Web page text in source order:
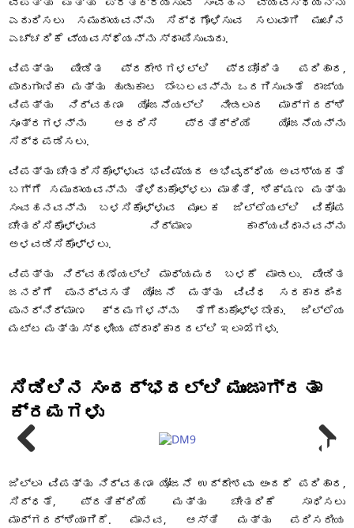
ಎದುರಿಸಲು ಸಮುದಾಯವನ್ನು ಸಿದ್ಧಗೊಳಿಸುವ ಸಲುವಾಗಿ ಮುಂಚಿನ
ಎಚ್ಚರಿಕೆ ವ್ಯವಸ್ಥೆಯನ್ನು ಸ್ಥಾಪಿಸುವುದು.
ವಿಪತ್ತು ಪೀಡಿತ ಪ್ರದೇಶಗಳಲ್ಲಿ ಪ್ರಚೋದಿತ ಪರಿಹಾರ,
ಪಾರುಗಾಣಿಕಾ ಮತ್ತು ಹುಡುಕಾಟ ಬೆಂಬಲವನ್ನು ಒದಗಿಸುವಂತೆ ರಾಜ್ಯ
ವಿಪತ್ತು ನಿರ್ವಹಣಾ ಯೋಜನೆಯಲ್ಲಿ ನೀಡಲಾದ ಮಾರ್ಗದರ್ಶಿ
ಸೂತ್ರಗಳನ್ನು ಆಧರಿಸಿ ಪ್ರತಿಕ್ರಿಯೆ ಯೋಜನೆಯನ್ನು
ಸಿದ್ಧಪಡಿಸಲು.
ವಿಪತ್ತು ಚೇತರಿಸಿಕೊಳ್ಳುವ ಭವಿಷ್ಯದ ಅಭಿವೃದ್ಧಿಯ ಅವಶ್ಯಕತೆ
ಬಗ್ಗೆ ಸಮುದಾಯವನ್ನು ತಿಳಿದುಕೊಳ್ಳಲು ಮಾಹಿತಿ, ಶಿಕ್ಷಣ ಮತ್ತು
ಸಂವಹನವನ್ನು ಬಳಸಿಕೊಳ್ಳುವ ಮೂಲಕ ಜಿಲ್ಲೆಯಲ್ಲಿ ವಿಕೋಪ
ಚೇತರಿಸಿಕೊಳ್ಳುವ ನಿರ್ಮಾಣ ಕಾರ್ಯವಿಧಾನವನ್ನು
ಅಳವಡಿಸಿಕೊಳ್ಳಲು.
ವಿಪತ್ತು ನಿರ್ವಹಣೆಯಲ್ಲಿ ಮಾಧ್ಯಮದ ಬಳಕೆ ಮಾಡಲು. ಪೀಡಿತ
ಜನರಿಗೆ ಪುನರ್ವಸತಿ ಯೋಜನೆ ಮತ್ತು ವಿವಿಧ ಸರಕಾರದಿಂದ
ಪುನರ್ನಿರ್ಮಾಣ ಕ್ರಮಗಳನ್ನು ತೆಗೆದುಕೊಳ್ಳಬೇಕು. ಜಿಲ್ಲೆಯ
ಮಟ್ಟ ಮತ್ತು ಸ್ಥಳೀಯ ಪ್ರಾಧಿಕಾರದಲ್ಲಿ ಇಲಾಖೆಗಳು.
ಸಿಡಿಲಿನ ಸಂದರ್ಭದಲ್ಲಿ ಮುಂಜಾಗ್ರತಾ
ಕ್ರಮಗಳು
ಜಿಲ್ಲಾ ವಿಪತ್ತು ನಿರ್ವಹಣಾ ಯೋಜನೆ ಉದ್ದೇಶವು ಅಂದರೆ ಪರಿಹಾರ,
ಸಿದ್ಧತೆ, ಪ್ರತಿಕ್ರಿಯೆ ಮತ್ತು ಚೇತರಿಕೆ ಸಾಧಿಸಲು
ಮಾರ್ಗದರ್ಶಿಯಾಗಿದೆ. ಮಾನವ, ಆಸ್ತಿ ಮತ್ತು ಪರಿಸರೀಯ